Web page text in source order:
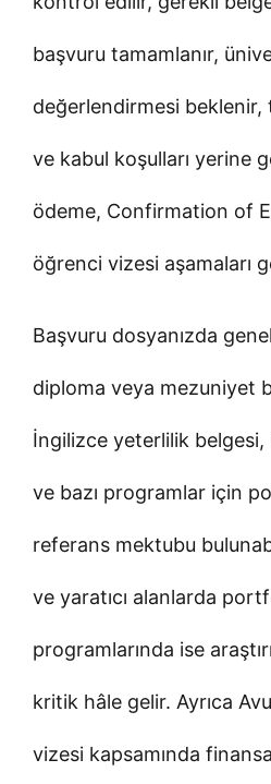
başvuru tamamlanır,
değerlendirmesi beklenir,
ve kabul koşulları yerine
ödeme, Confirmation of
öğrenci vizesi aşamaları
Başvuru dosyanızda
diploma veya mezuniyet
İngilizce yeterlilik
ve bazı programlar için
referans mektubu
ve yaratıcı alanlarda
programlarında ise
kritik hâle gelir. Ayrıca
vizesi kapsamında